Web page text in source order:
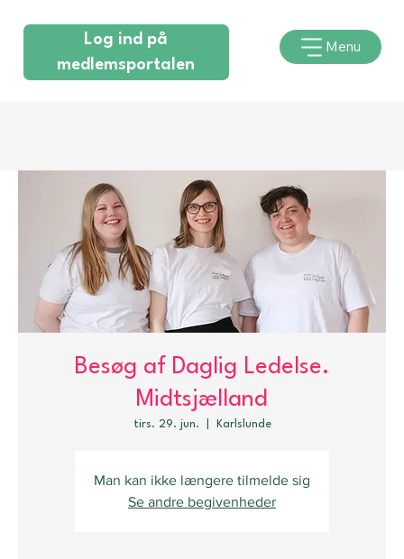
Log ind på
medlemsportalen
Menu
Besøg af Daglig Ledelse.
Midtsjælland
tirs. 29. jun. Karlslunde
Man kan ikke længere tilmelde sig
Se andre begivenheder